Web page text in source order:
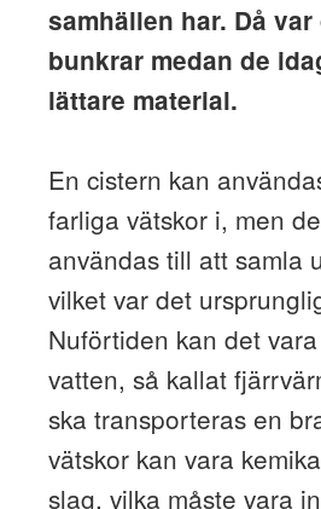
samhällen har. Då
bunkrar medan de
lättare material.
En cistern kan
farliga vätskor i, men
användas till att samla
vilket var det
Nuförtiden kan det
vatten, så kallat
ska transporteras en
vätskor kan vara
slag, vilka måste vara